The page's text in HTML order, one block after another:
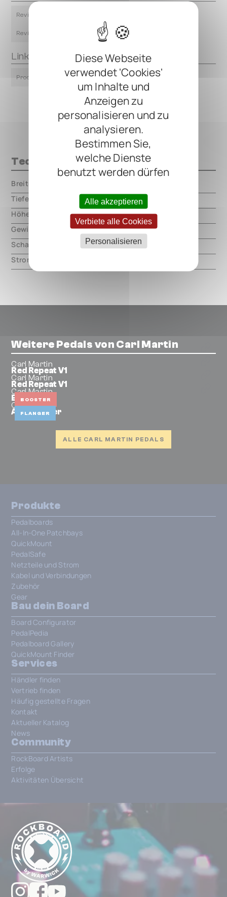
Diese Webseite
verwendet 'Cookies'
um Inhalte und
Anzeigen zu
personalisieren und zu
analysieren.
Bestimmen Sie,
welche Dienste
benutzt werden dürfen
Alle akzeptieren
Verbiete alle Cookies
Personalisieren
Review by The Guitar Forum (EN)
Review by Premier Guitar (EN)
Links
Product Page
Technische Daten
Breite
Tiefe
000.00 mm
Höhe
000.00 mm
Gewicht
000.00 mm
Schaltungsart
analog
Strom
Weitere Pedals von Carl Martin
Carl Martin
Red Repeat V1
Carl Martin
Red Repeat V1
BOOSTER
Carl Martin
Boost Kick
FLANGER
Carl Martin
Axis Flanger
ALLE CARL MARTIN PEDALS
Produkte
Pedalboards
All-In-One Patchbays
QuickMount
PedalSafe
Netzteile und Strom
Kabel und Verbindungen
Zubehör
Gear
Bau dein Board
Board Configurator
PedalPedia
Pedalboard Gallery
QuickMount Finder
Services
Händler finden
Vertrieb finden
Häufig gestellte Fragen
Kontakt
Aktueller Katalog
News
Community
RockBoard Artists
Erfolge
Aktivitäten Übersicht